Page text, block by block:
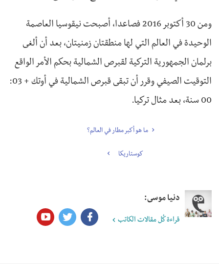
ومن 30 أكتوبر 2016 فصاعدا، أصبحت نيقوسيا العاصمة
الوحيدة في العالم التي لها منطقتان زمنيتان، بعد أن ألغى
برلمان الجمهورية التركية لقبرص الشمالية بحكم الأمر الواقع
التوقيت الصيفي وقرر أن تبقى قبرص الشمالية في أوتك + 03:
00 سنة، بعد مثال تركيا.
ما هو أكبر مطار في العالم؟
كوستاريكا
دنيا موسى:
قراءة كُل مقالات الكاتب